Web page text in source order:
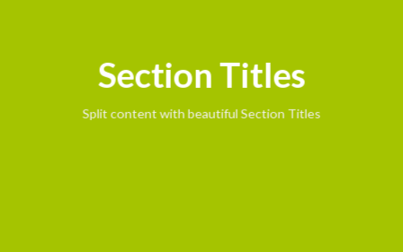
Section Titles
Split content with beautiful Section Titles